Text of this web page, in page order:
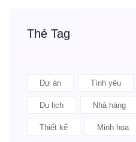
Thẻ Tag
Dự án Tình yêu
Du lịch Nhà hàng
Thiết kế Minh họa